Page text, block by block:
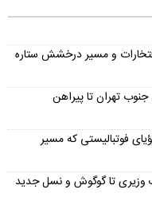
و مسیر درخشش ستاره
تهران تا پیراهن
فوتبالیستی که مسیر
وزیری تا گوگوش و نسل جدید